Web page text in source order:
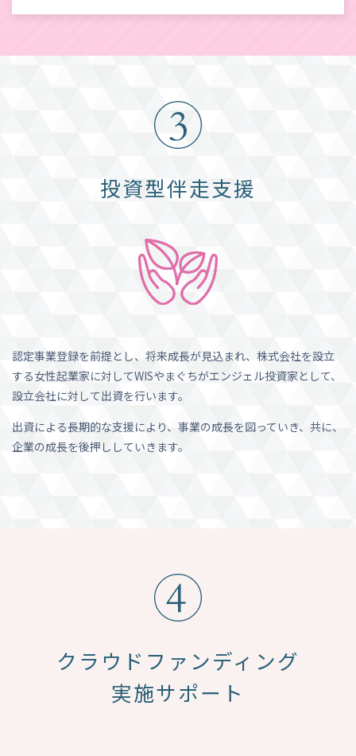
投資型伴走支援
認定事業登録を前提とし、将来成長が見込まれ、株式会社を設立
する女性起業家に対してWISやまぐちがエンジェル投資家として、
設立会社に対して出資を行います。
出資による長期的な支援により、事業の成長を図っていき、共に、
企業の成長を後押ししていきます。
クラウドファンディング
実施サポート